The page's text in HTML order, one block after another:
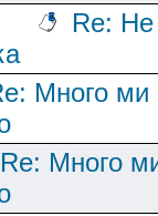
Re:
Много ми
Re: Много